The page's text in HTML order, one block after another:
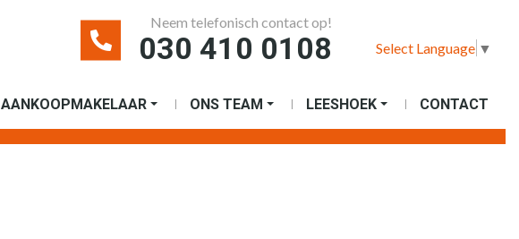
Neem telefonisch contact op!
030 410 0108 Select Language ▼
AANKOOPMAKELAAR ONS TEAM LEESHOEK CONTACT